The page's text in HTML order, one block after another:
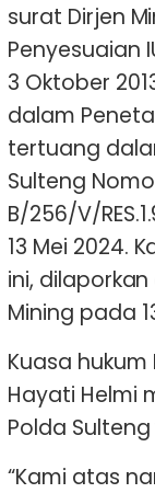
surat Dirjen
Penyesuaian
3 Oktober
dalam
tertuang
Sulteng
B/256/V/
13 Mei 2024.
ini, dilaporkan
Mining pada
Kuasa hukum
Hayati Helmi
Polda
“Kami atas